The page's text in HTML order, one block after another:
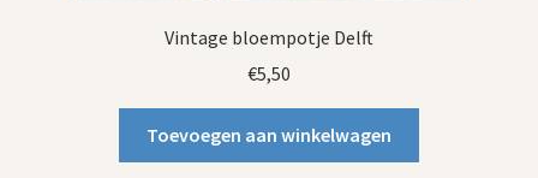
Vintage bloempotje Delft
€5,50
Toevoegen aan winkelwagen